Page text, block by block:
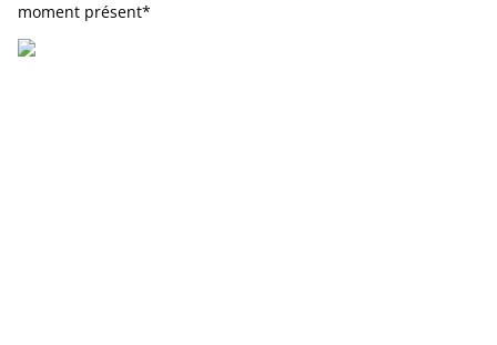
moment présent*